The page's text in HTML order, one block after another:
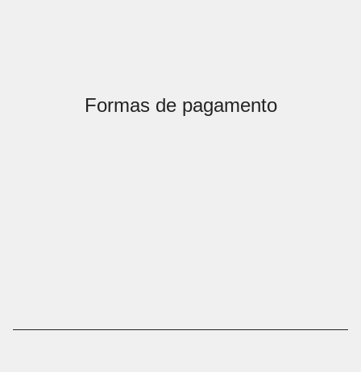
Formas de pagamento